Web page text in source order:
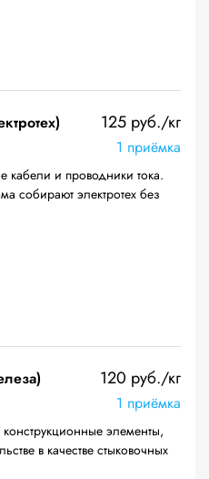
125 руб./кг
1 приёмка
кабели и проводники тока.
собирают электротех без
120 руб./кг
1 приёмка
элементы,
в качестве стыковочных